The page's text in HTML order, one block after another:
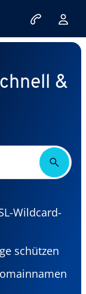
&
Wildcard-
schützen